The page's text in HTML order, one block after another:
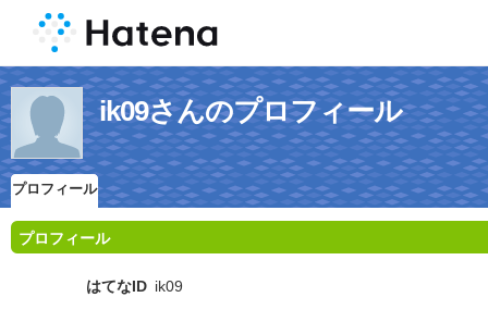
ik09さんのプロフィール
プロフィール
プロフィール
はてなID ik09